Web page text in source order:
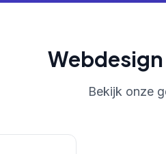
Bekijk onze